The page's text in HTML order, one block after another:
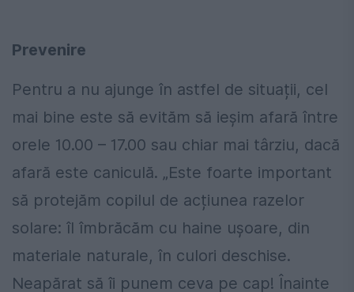
Prevenire
Pentru a nu ajunge în astfel de situații, cel
mai bine este să evităm să ieșim afară între
orele 10.00 – 17.00 sau chiar mai târziu, dacă
afară este caniculă. „Este foarte important
să protejăm copilul de acțiunea razelor
solare: îl îmbrăcăm cu haine ușoare, din
materiale naturale, în culori deschise.
Neapărat să îi punem ceva pe cap! Înainte